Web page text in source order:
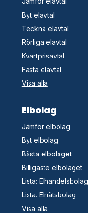
Byt elavtal
Teckna elavtal
Rörliga elavtal
Kvartprisavtal
Fasta elavtal
Visa alla
Elbolag
Jämför elbolag
Byt elbolag
Bästa elbolaget
Billigaste elbolaget
Lista: Elhandelsbolag
Lista: Elnätsbolag
Visa alla